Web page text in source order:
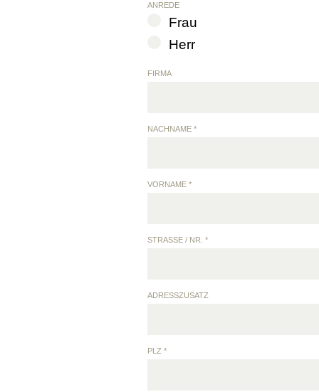
ANREDE
Frau
Herr
FIRMA
NACHNAME *
VORNAME *
STRASSE / NR. *
ADRESSZUSATZ
PLZ *